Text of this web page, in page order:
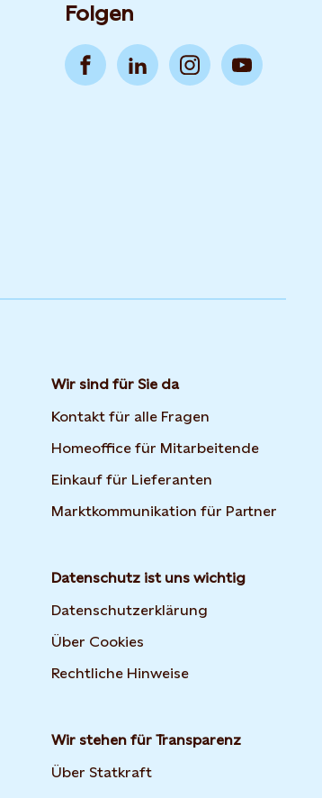
Folgen
Wir sind für Sie da
Kontakt für alle Fragen
Homeoffice für Mitarbeitende
Einkauf für Lieferanten
Marktkommunikation für Partner
Datenschutz ist uns wichtig
Datenschutzerklärung
Über Cookies
Rechtliche Hinweise
Wir stehen für Transparenz
Über Statkraft